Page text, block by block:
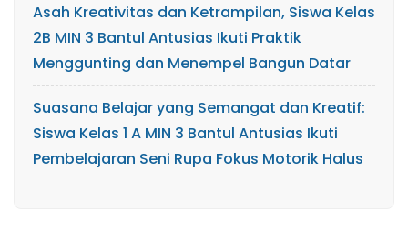
Asah Kreativitas dan Ketrampilan, Siswa Kelas
2B MIN 3 Bantul Antusias Ikuti Praktik
Menggunting dan Menempel Bangun Datar
Suasana Belajar yang Semangat dan Kreatif:
Siswa Kelas 1 A MIN 3 Bantul Antusias Ikuti
Pembelajaran Seni Rupa Fokus Motorik Halus